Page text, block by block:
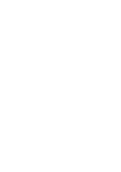
从一纸蓝图到喜封金